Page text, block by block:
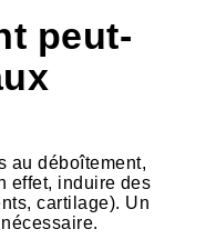
peut-
au déboîtement,
effet, induire des
cartilage). Un